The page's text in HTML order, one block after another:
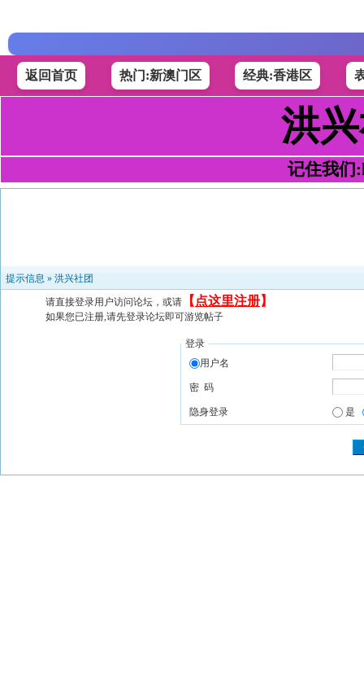
返回首页 热门:新澳门区 经典:香港区
洪
记住我们
提示信息 » 洪兴社团
请直接登录用户访问论坛，或请 【 点这里注册】
如果您已注册,请先登录论坛即可游览帖子
登录
用户名
密 码
隐身登录 是